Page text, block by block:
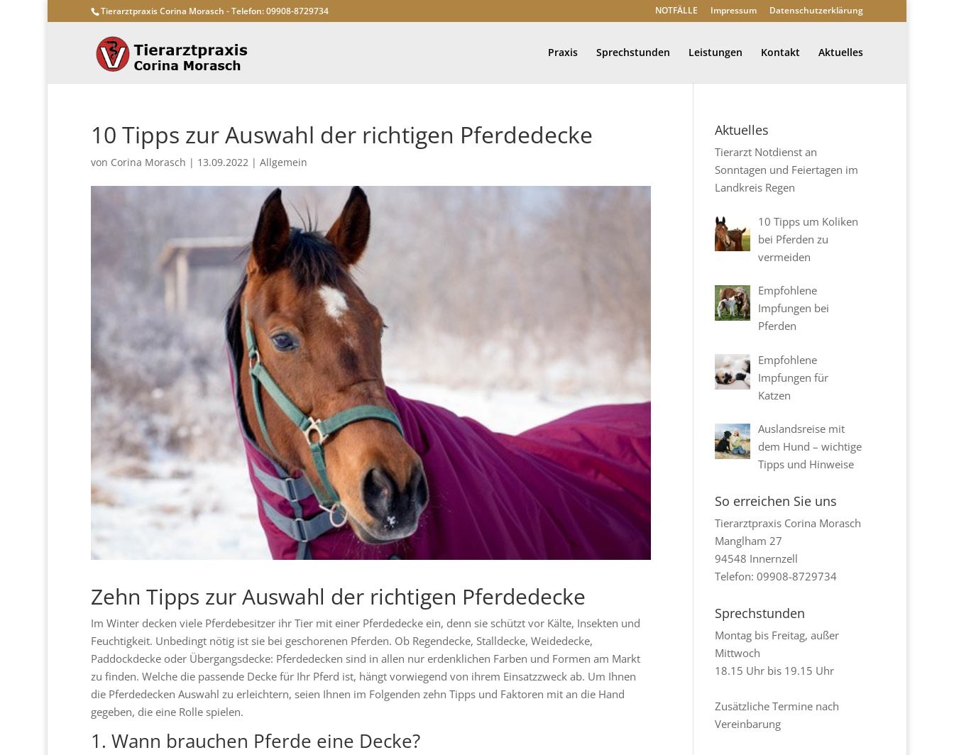
Tierarztpraxis Corina Morasch - Telefon: 09908-8729734 NOTFÄLLE Impressum Datenschutzerklärung
Praxis Sprechstunden Leistungen Kontakt Aktuelles
10 Tipps zur Auswahl der richtigen Pferdedecke
von Corina Morasch | 13.09.2022| Allgemein
Zehn Tipps zur Auswahl der richtigen Pferdedecke
Im Winter decken viele Pferdebesitzer ihr Tier mit einer Pferdedecke ein, denn sie schützt vor Kälte, Insekten und
Feuchtigkeit. Unbedingt nötig ist sie bei geschorenen Pferden. Ob Regendecke, Stalldecke, Weidedecke,
Paddockdecke oder Übergangsdecke: Pferdedecken sind in allen nur erdenklichen Farben und Formen am Markt
zu finden. Welche die passende Decke für Ihr Pferd ist, hängt vorwiegend von ihrem Einsatzzweck ab. Um Ihnen
die Pferdedecken Auswahl zu erleichtern, seien Ihnen im Folgenden zehn Tipps und Faktoren mit an die Hand
gegeben, die eine Rolle spielen.
1. Wann brauchen Pferde eine Decke?
Aktuelles
Tierarzt Notdienst an
Sonntagen und Feiertagen im
Landkreis Regen
10 Tipps um Koliken
bei Pferden zu
vermeiden
Empfohlene
Impfungen bei
Pferden
Empfohlene
Impfungen für
Katzen
Auslandsreise mit
dem Hund – wichtige
Tipps und Hinweise
So erreichen Sie uns
Tierarztpraxis Corina Morasch
Manglham 27
94548 Innernzell
Telefon: 09908-8729734
Sprechstunden
Montag bis Freitag, außer
Mittwoch
18.15 Uhr bis 19.15 Uhr
Zusätzliche Termine nach
Vereinbarung